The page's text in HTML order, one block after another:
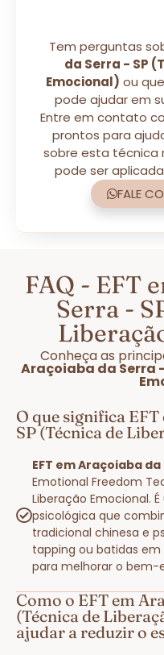
Tem perguntas
da Serra - SP
Emocional) ou
pode ajudar em
Entre em contato
prontos para
sobre esta técnica
pode ser
FALE
FAQ - EFT
Serra -
Conheça as
Araçoiaba da Serra
O que significa
SP (Técnica de
EFT em Araçoiaba da
Emotional Freedom
Liberação Emocional.
psicológica que
tradicional chinesa e
tapping ou batidas
para melhorar o bem-
Como o EFT em
(Técnica de
ajudar a reduzir o